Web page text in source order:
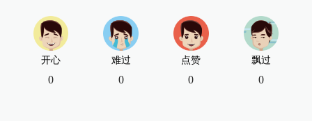
开心
0
难过
0
点赞
0
飘过
0